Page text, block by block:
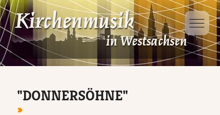
Mobile
"DONNERSÖHNE"
Dabei sein
Veranstaltungen
Veranstaltungsorte
Projekte
Kinder- und
Ausbildung
D-Kirchenmusikausbildung
D-Kurs für Chorleitung